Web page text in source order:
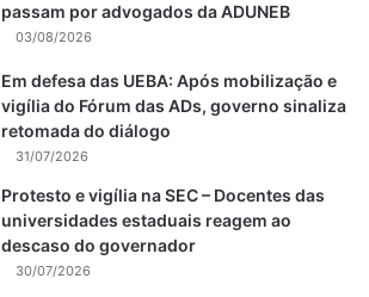
passam por advogados da ADUNEB
03/08/2026
Em defesa das UEBA: Após mobilização e
vigília do Fórum das ADs, governo sinaliza
retomada do diálogo
31/07/2026
Protesto e vigília na SEC – Docentes das
universidades estaduais reagem ao
descaso do governador
30/07/2026